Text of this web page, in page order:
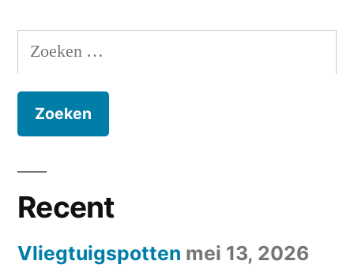
Zoeken
naar:
Recent
Vliegtuigspotten mei 13, 2026